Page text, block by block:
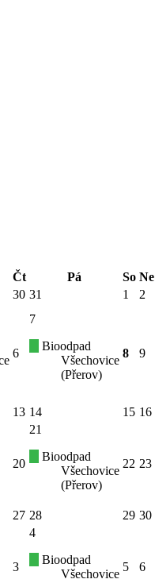
Čt Pá So Ne
30 31 1
2
6
7
Bioodpad
Všechovice
(Přerov)
8 9
13 14 15 16
20
21
Bioodpad
Všechovice
(Přerov)
22 23
27 28 29 30
3
4
Bioodpad
Všechovice
5 6